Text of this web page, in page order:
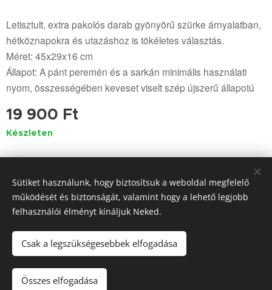
Letisztult, extra pakolós darab gyönyörű szürke árnyalatban,
hétköznapokra és utazáshoz is tökéletes választás.
Méret: 45x29x16 cm
Állapot: A pánt peremén és a sarkán minimális használati
nyom, összességében keveset viselt szép újszerű állapotú
19 900 Ft
Készleten
© 2023-2025 Minden jog fenntartva
www.mkbeaoutlet.hu
Sütiket használunk, hogy biztosítsuk a weboldal megfelelő
működését és biztonságát, valamint hogy a lehető legjobb
felhasználói élményt kínáljuk Neked.
Csak a legszükségesebbek elfogadása
Összes elfogadása